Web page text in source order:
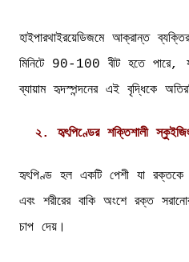
হাইপারথাইরয়েডিজমে আক্রান্ত
মিনিটে 90-100 বীট হতে পারে,
ব্যায়াম হৃদস্পন্দনের এই বৃদ্ধিকে
২. হৃৎপিণ্ডের শক্তিশালী
হৃৎপিণ্ড হল একটি পেশী যা রক্তকে
এবং শরীরের বাকি অংশে রক্ত
চাপ দেয়।